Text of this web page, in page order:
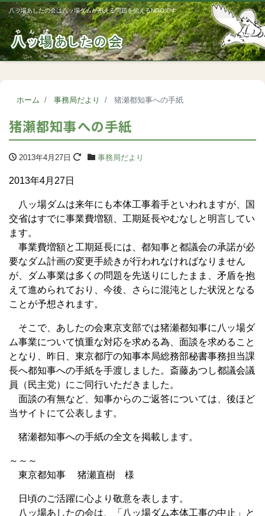
八ッ場あしたの会は八ッ場ダムが抱える問題を伝えるNGOです
ホーム 事務局だより 猪瀬都知事への手紙
猪瀬都知事への手紙
2013年4月27日 事務局だより
2013年4月27日
八ッ場ダムは来年にも本体工事着手といわれますが、国
交省はすでに事業費増額、工期延長やむなしと明言してい
ます。
事業費増額と工期延長には、都知事と都議会の承諾が必
要なダム計画の変更手続きが行われなければなりません
が、ダム事業は多くの問題を先送りにしたまま、矛盾を抱
えて進められており、今後、さらに混沌とした状況となる
ことが予想されます。
そこで、あしたの会東京支部では猪瀬都知事に八ッ場ダ
ム事業について慎重な対応を求める為、面談を求めること
となり、昨日、東京都庁の知事本局総務部秘書事務担当課
長へ都知事への手紙を手渡しました。斎藤あつし都議会議
員（民主党）にご同行いただきました。
面談の有無など、知事からのご返答については、後ほど
当サイトにて公表します。
猪瀬都知事への手紙の全文を掲載します。
～～～
東京都知事 猪瀬直樹 様
日頃のご活躍に心より敬意を表します。
八ッ場あしたの会は、「八ッ場ダム本体工事の中止」と